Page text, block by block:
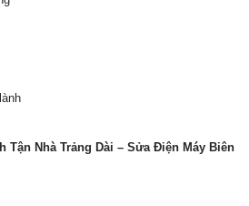
Tận Nhà Trảng Dài – Sửa Điện Máy Biên